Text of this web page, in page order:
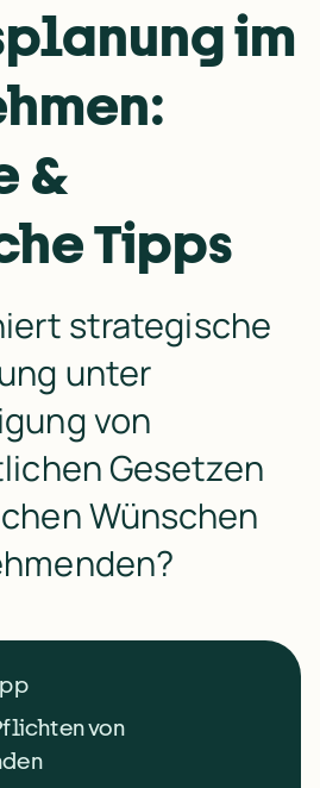
im
&
Tipps
strategische
unter
von
Gesetzen
Wünschen
von